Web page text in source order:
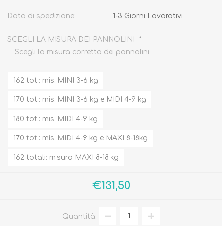
Data di spedizione: 1-3 Giorni Lavorativi
SCEGLI LA MISURA DEI PANNOLINI *
Scegli la misura corretta dei pannolini
162 tot.: mis. MINI 3-6 kg
170 tot.: mis. MINI 3-6 kg e MIDI 4-9 kg
180 tot.: mis. MIDI 4-9 kg
170 tot.: mis. MIDI 4-9 kg e MAXI 8-18kg
162 totali: misura MAXI 8-18 kg
€131,50
Quantità: